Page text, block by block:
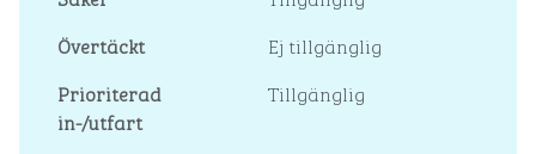
Övertäckt
Ej tillgänglig
Prioriterad
in-/utfart
Tillgänglig